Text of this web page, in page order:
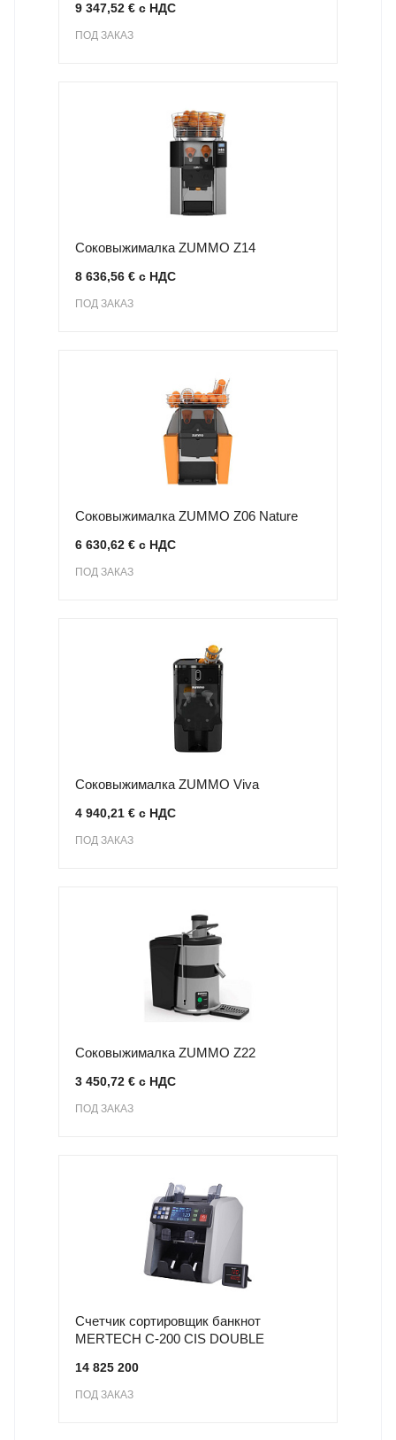
9 347,52 € с НДС
ПОД ЗАКАЗ
Соковыжималка ZUMMO Z14
8 636,56 € с НДС
ПОД ЗАКАЗ
Соковыжималка ZUMMO Z06 Nature
6 630,62 € с НДС
ПОД ЗАКАЗ
Соковыжималка ZUMMO Viva
4 940,21 € с НДС
ПОД ЗАКАЗ
Соковыжималка ZUMMO Z22
3 450,72 € с НДС
ПОД ЗАКАЗ
Счетчик сортировщик банкнот
MERTECH C-200 CIS DOUBLE
14 825 200
ПОД ЗАКАЗ